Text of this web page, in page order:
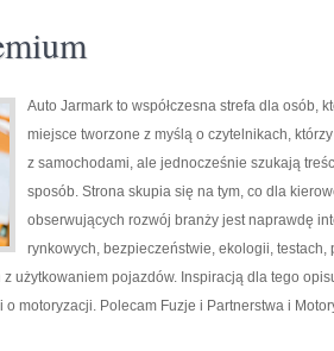
Auto Jarmark to współczesna strefa dla osób,
miejsce tworzone z myślą o czytelnikach,
z samochodami, ale jednocześnie szukają
sposób. Strona skupia się na tym, co dla
obserwujących rozwój branży jest naprawdę
rynkowych, bezpieczeństwie, ekologii,
użytkowaniem pojazdów. Inspiracją dla tego
o motoryzacji. Polecam Fuzje i Partnerstwa i